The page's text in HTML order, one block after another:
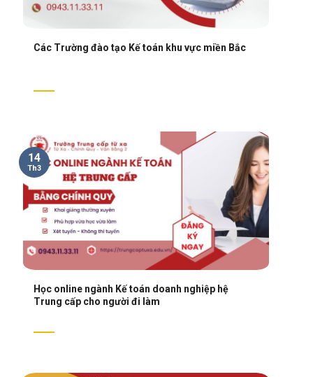
Các Trường đào tạo Kế toán khu vực miền Bắc
Học online ngành Kế toán doanh nghiệp hệ
Trung cấp cho người đi làm
14
Th3